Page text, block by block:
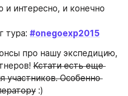
и интересно, и конечно
тура: #onegoexp2015
про нашу экспедицию,
Кстати есть еще
участников. Особенно
:)